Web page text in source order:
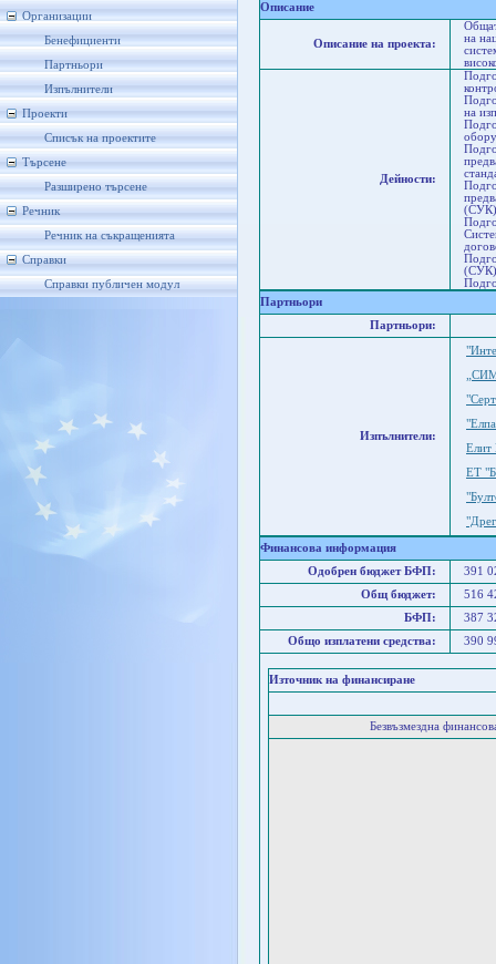
Организации
Бенефициенти
Партньори
Изпълнители
Проекти
Списък на проектите
Търсене
Разширено търсене
Речник
Речник на съкращенията
Справки
Справки публичен модул
Описание
Описание на проекта:
на
Дейности:
на
(СУК)
(СУК)
Партньори
Партньори:
Изпълнители:
Елит
ЕТ
Финансова информация
Одобрен бюджет БФП:
391
Общ бюджет:
516
БФП:
387
Общо изплатени средства:
390
Източник на финансиране
Безвъзмездна